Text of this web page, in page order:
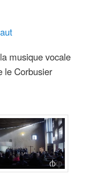
musique vocale
le Corbusier